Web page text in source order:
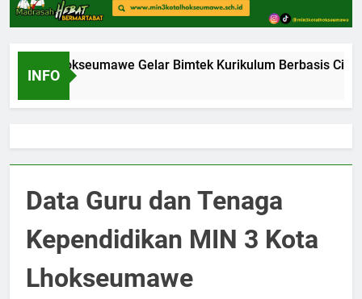
INFO
Kota Lhokseumawe Gelar Bimtek Kurikulum Berbasis Cinta
Data Guru dan Tenaga
Kependidikan MIN 3 Kota
Lhokseumawe